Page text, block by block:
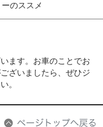
のススメ
ます。お車のことでお
ざいましたら、ぜひジ
。